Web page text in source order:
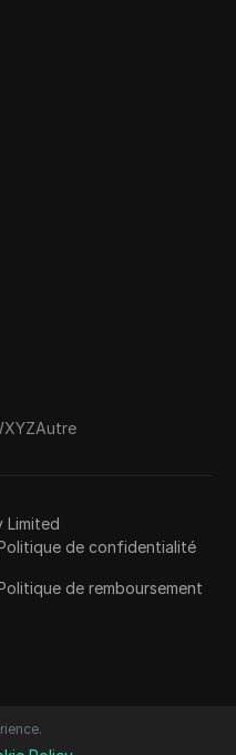
XYZAutre
Limited
de confidentialité
de remboursement